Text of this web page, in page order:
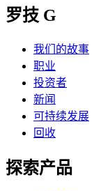
罗技 G
我们的故事
职业
投资者
新闻
可持续发展
回收
探索产品